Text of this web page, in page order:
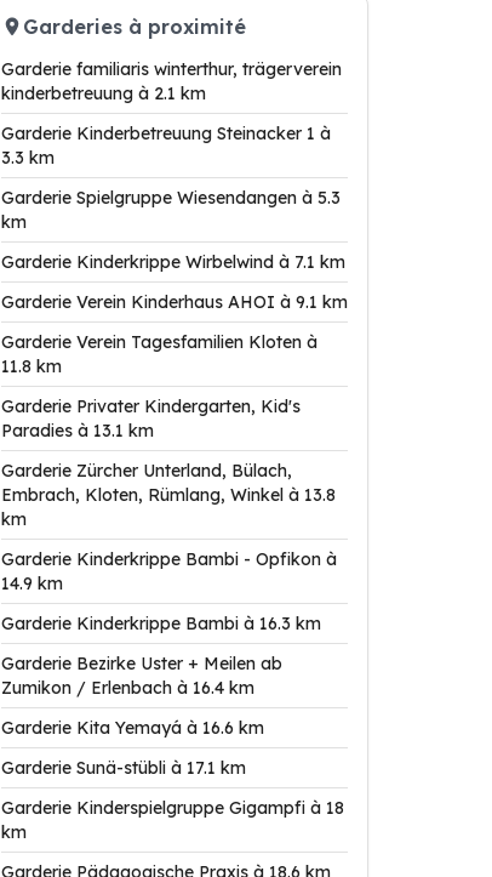
Garderies à proximité
Garderie familiaris winterthur, trägerverein
kinderbetreuung à 2.1 km
Garderie Kinderbetreuung Steinacker 1 à
3.3 km
Garderie Spielgruppe Wiesendangen à 5.3
km
Garderie Kinderkrippe Wirbelwind à 7.1 km
Garderie Verein Kinderhaus AHOI à 9.1 km
Garderie Verein Tagesfamilien Kloten à
11.8 km
Garderie Privater Kindergarten, Kid's
Paradies à 13.1 km
Garderie Zürcher Unterland, Bülach,
Embrach, Kloten, Rümlang, Winkel à 13.8
km
Garderie Kinderkrippe Bambi - Opfikon à
14.9 km
Garderie Kinderkrippe Bambi à 16.3 km
Garderie Bezirke Uster + Meilen ab
Zumikon / Erlenbach à 16.4 km
Garderie Kita Yemayá à 16.6 km
Garderie Sunä-stübli à 17.1 km
Garderie Kinderspielgruppe Gigampfi à 18
km
Garderie Pädagogische Praxis à 18.6 km